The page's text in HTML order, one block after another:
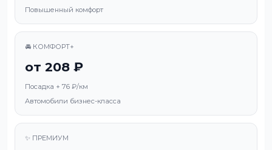
Повышенный комфорт
🚘 КОМФОРТ+
от 208 ₽
Посадка + 76 ₽/км
Автомобили бизнес-класса
✨ ПРЕМИУМ